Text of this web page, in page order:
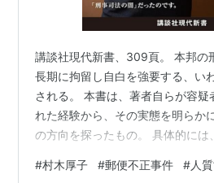
講談社現代新書、309頁。 本邦の
長期に拘留し自白を強要する、い
される。 本書は、著者自らが容疑
れた経験から、その実態を明らか
の方向を探ったもの。 具体的には
2009年、「郵便不正事件」で虚偽
#村木厚子 #郵便不正事件 #人